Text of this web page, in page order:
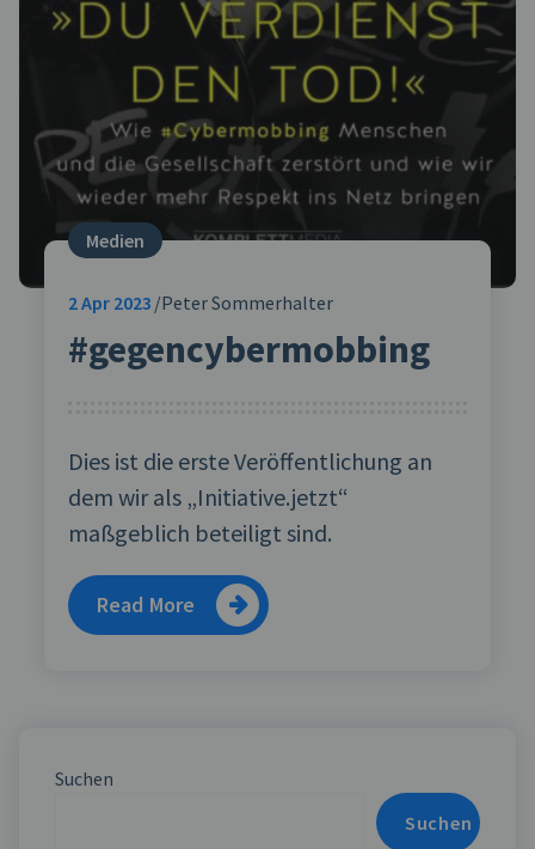
Medien
2Apr 2023 Peter Sommerhalter
#gegencybermobbing
Dies ist die erste Veröffentlichung an
dem wir als „Initiative.jetzt“
maßgeblich beteiligt sind.
Read More
Suchen
Suchen